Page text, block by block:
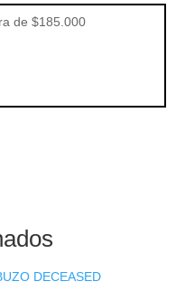
de $185.000